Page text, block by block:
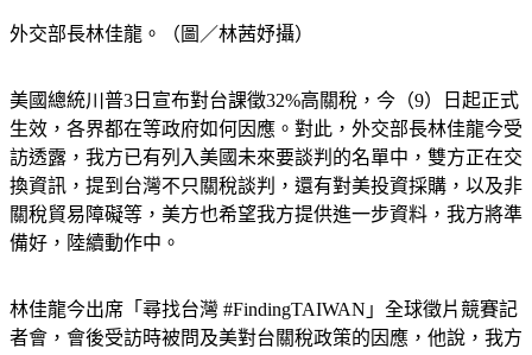
外交部長林佳龍。（圖／林茜妤攝）
美國總統川普3日宣布對台課徵32%高關稅，今（9）日起正式
生效，各界都在等政府如何因應。對此，外交部長林佳龍今受
訪透露，我方已有列入美國未來要談判的名單中，雙方正在交
換資訊，提到台灣不只關稅談判，還有對美投資採購，以及非
關稅貿易障礙等，美方也希望我方提供進一步資料，我方將準
備好，陸續動作中。
林佳龍今出席「尋找台灣 #FindingTAIWAN」全球徵片競賽記
者會，會後受訪時被問及美對台關稅政策的因應，他說，我方